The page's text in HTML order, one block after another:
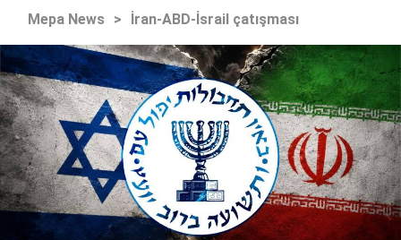
Mepa News > İran-ABD-İsrail çatışması